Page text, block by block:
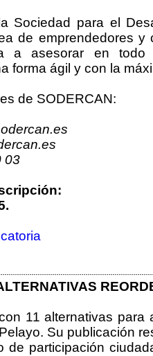
Sociedad para el
de emprendedores y
a asesorar en
forma ágil y con la
de SODERCAN:
03
11 alternativas para
Su publicación
de participación